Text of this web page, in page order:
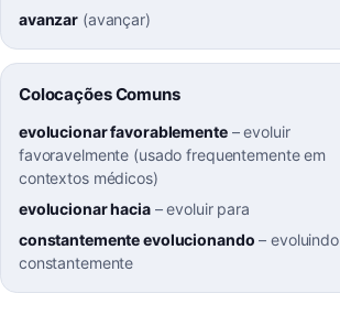
avanzar (avançar)
Colocações Comuns
evolucionar favorablemente–evoluir
favoravelmente (usado frequentemente em
contextos médicos)
evolucionar hacia–evoluir para
constantemente evolucionando –evoluindo
constantemente